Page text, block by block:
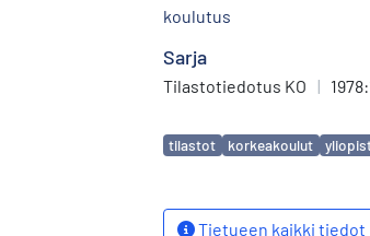
koulutus
Sarja
Tilastotiedotus KO |
Avainsanat
tilastot korkeakoulut
Tietueen kaikki tiedot